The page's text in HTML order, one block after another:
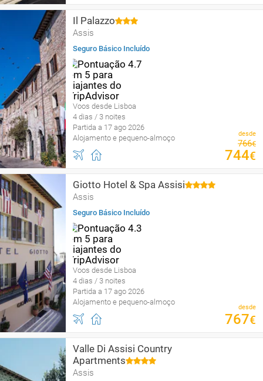
Il Palazzo
Assis
Seguro Básico Incluído
Voos desde Lisboa
4 dias / 3 noites
Partida a 17 ago 2026
Alojamento e pequeno-almoço
desde
766€
744€
Giotto Hotel & Spa Assisi
Assis
Seguro Básico Incluído
Voos desde Lisboa
4 dias / 3 noites
Partida a 17 ago 2026
Alojamento e pequeno-almoço
desde
767€
Valle Di Assisi Country
Apartments
Assis